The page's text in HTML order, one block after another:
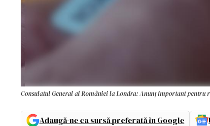
Consulatul General al României la Londra: Anunț important
Adaugă-ne ca sursă preferată în Google